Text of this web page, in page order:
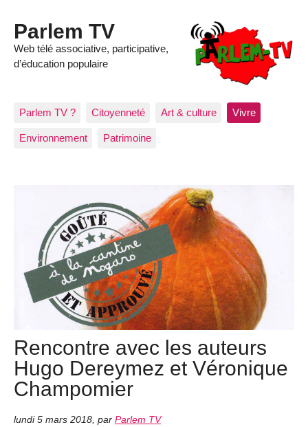
Parlem TV
Web télé associative, participative,
d’éducation populaire
Parlem TV ? Citoyenneté Art & culture Vivre
Environnement Patrimoine
Rencontre avec les auteurs
Hugo Dereymez et Véronique
Champomier
lundi 5 mars 2018 par Parlem TV